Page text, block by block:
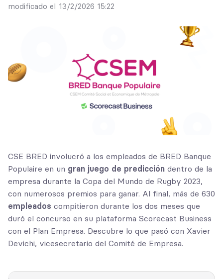
modificado el 13/2/2026 15:22
CSE BRED involucró a los empleados de BRED Banque
Populaire en un gran juego de predicción dentro de la
empresa durante la Copa del Mundo de Rugby 2023,
con numerosos premios para ganar. Al final, más de 630
empleados compitieron durante los dos meses que
duró el concurso en su plataforma Scorecast Business
con el Plan Empresa. Descubre lo que pasó con Xavier
Devichi, vicesecretario del Comité de Empresa.